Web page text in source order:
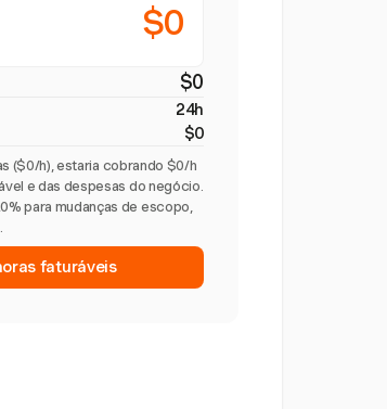
$0
$0
24h
$0
($0/h), estaria cobrando $0/h
e das despesas do negócio.
para mudanças de escopo,
faturáveis